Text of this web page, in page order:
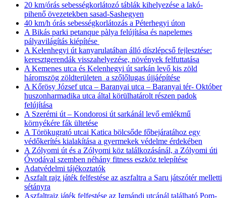
20 km/órás sebességkorlátozó táblák kihelyezése a lakó-
pihenő övezetekben sasad-Sashegyen
40 km/h órás sebességkorlátozás a Péterhegyi úton
A Bikás parki petanque pàlya felújítása és napelemes
pályavilágítás kiépítése
A Kelenhegyi út kanyarulatában álló díszlépcső fejlesztése:
keresztgerendák visszahelyezése, növények felfuttatása
A Kemenes utca és Kelenhegyi út sarkán levő kis zöld
háromszög zöldterületen a szőlőlugas újjáépítése
A Kőrösy József utca – Baranyai utca – Baranyai tér- Október
huszonharmadika utca által körülhatárolt részen padok
felújítása
A Szerémi út – Kondorosi út sarkánál levő emlékmű
környékére fák ültetése
A Törökugrató utcai Katica bölcsőde főbejáratához egy
védőkerítés kialakítása a gyermekek védelme érdekében
A Zólyomi út és a Zólyomi köz találkozásánál, a Zólyomi úti
Óvodával szemben néhány fitness eszköz telepítése
Adatvédelmi tájékoztatók
Aszfalt rajz játék felfestése az aszfaltra a Saru játszótér melletti
sétányra
Aszfaltrajz játék felfestése az Igmándi utcánál található Pom-